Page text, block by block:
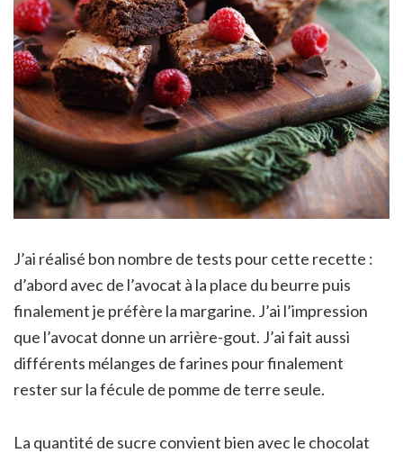
J’ai réalisé bon nombre de tests pour cette recette :
d’abord avec de l’avocat à la place du beurre puis
finalement je préfère la margarine. J’ai l’impression
que l’avocat donne un arrière-gout. J’ai fait aussi
différents mélanges de farines pour finalement
rester sur la fécule de pomme de terre seule.
La quantité de sucre convient bien avec le chocolat